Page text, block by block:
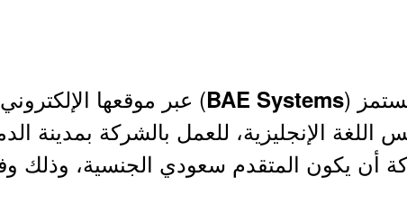
(
BAE Systems) عبر موقعها
الإنجليزية، للعمل بالشركة بمدينة
أن يكون المتقدم سعودي الجنسية، وذلك